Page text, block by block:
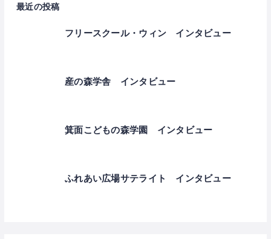
最近の投稿
フリースクール・ウィン インタビュー
産の森学舎 インタビュー
箕面こどもの森学園 インタビュー
ふれあい広場サテライト インタビュー